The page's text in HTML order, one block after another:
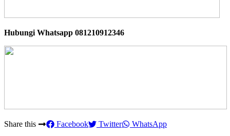
Hubungi Whatsapp 081210912346
Share this Facebook Twitter WhatsApp